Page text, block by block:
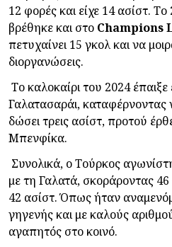
12 φορές και είχε 14 ασίστ.
βρέθηκε και στο Champions
πετυχαίνει 15 γκολ και να
διοργανώσεις.
Το καλοκαίρι του 2024 έπαιξε
Γαλατασαράι, καταφέρνοντας
δώσει τρεις ασίστ, προτού
Μπενφίκα.
Συνολικά, ο Τούρκος
με τη Γαλατά, σκοράροντας 46
42 ασίστ. Όπως ήταν
γηγενής και με καλούς
αγαπητός στο κοινό.